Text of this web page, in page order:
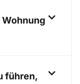
führen,